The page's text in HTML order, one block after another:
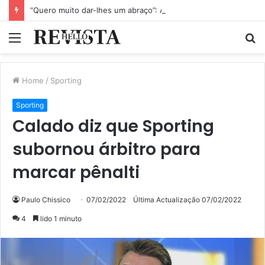
Menu
Home / Sporting
Sporting
Calado diz que Sporting
subornou árbitro para
marcar pênalti
Paulo Chissico 07/02/2022 Última Actualização 07/02/2022
4 lido 1 minuto